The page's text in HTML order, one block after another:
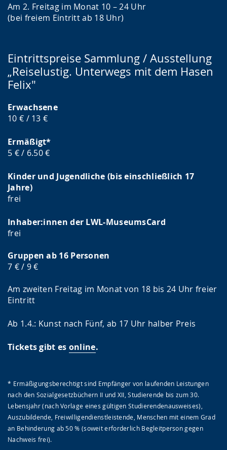
Am 2. Freitag im Monat 10 – 24 Uhr
(bei freiem Eintritt ab 18 Uhr)
Eintrittspreise Sammlung / Ausstellung
„Reiselustig. Unterwegs mit dem Hasen
Felix"
Erwachsene
10 € / 13 €
Ermäßigt*
5 € / 6.50 €
Kinder und Jugendliche (bis einschließlich 17
Jahre)
frei
Inhaber:innen der LWL-MuseumsCard
frei
Gruppen ab 16 Personen
7 € / 9 €
Am zweiten Freitag im Monat von 18 bis 24 Uhr freier
Eintritt
Ab 1.4.: Kunst nach Fünf, ab 17 Uhr halber Preis
Tickets gibt es online.
* Ermäßigungsberechtigt sind Empfänger von laufenden Leistungen
nach den Sozialgesetzbüchern II und XII, Studierende bis zum 30.
Lebensjahr (nach Vorlage eines gültigen Studierendenausweises),
Auszubildende, Freiwilligendienstleistende, Menschen mit einem Grad
an Behinderung ab 50 % (soweit erforderlich Begleitperson gegen
Nachweis frei).